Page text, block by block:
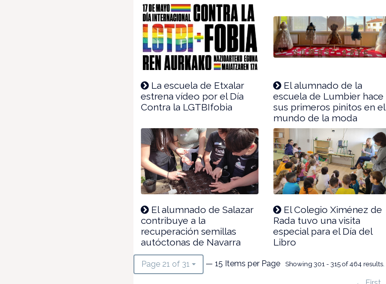
La escuela de Etxalar
estrena vídeo por el Día
Contra la LGTBIfobia
El alumnado de la
escuela de Lumbier hace
sus primeros pinitos en el
mundo de la moda
El alumnado de Salazar
contribuye a la
recuperación semillas
autóctonas de Navarra
El Colegio Ximénez de
Rada tuvo una visita
especial para el Día del
Libro
Page 21 of 31 — 15 Items per Page Showing 301 - 315 of 464 results.